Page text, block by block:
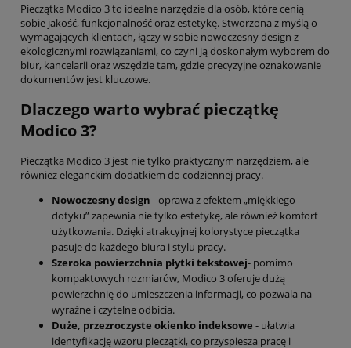
Pieczątka Modico 3 to idealne narzędzie dla osób, które cenią
sobie jakość, funkcjonalność oraz estetykę. Stworzona z myślą o
wymagających klientach, łączy w sobie nowoczesny design z
ekologicznymi rozwiązaniami, co czyni ją doskonałym wyborem do
biur, kancelarii oraz wszędzie tam, gdzie precyzyjne oznakowanie
dokumentów jest kluczowe.
Dlaczego warto wybrać pieczątkę
Modico 3?
Pieczątka Modico 3 jest nie tylko praktycznym narzędziem, ale
również eleganckim dodatkiem do codziennej pracy.
Nowoczesny design - oprawa z efektem „miękkiego
dotyku” zapewnia nie tylko estetykę, ale również komfort
użytkowania. Dzięki atrakcyjnej kolorystyce pieczątka
pasuje do każdego biura i stylu pracy.
Szeroka powierzchnia płytki tekstowej- pomimo
kompaktowych rozmiarów, Modico 3 oferuje dużą
powierzchnię do umieszczenia informacji, co pozwala na
wyraźne i czytelne odbicia.
Duże, przezroczyste okienko indeksowe - ułatwia
identyfikację wzoru pieczątki, co przyspiesza pracę i